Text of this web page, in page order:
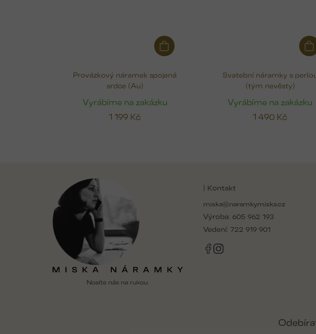
Provázkový náramek spojená
srdce (Au)
Vyrábíme na zakázku
1 199 Kč
Svatební náramky s
(tým nevěsty)
Vyrábíme na zakázku
1 490 Kč
| Kontakt
miska@naramkymiska.cz
Výroba: 605 962 193
Vedení: 722 919 901